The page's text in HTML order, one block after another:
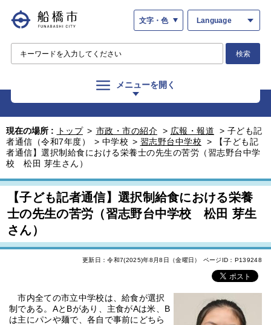
文字・色 Language
検索
メニューを開く
現在の場所 : トップ > 市政・市の紹介 > 広報・報道 > 子ども記
者通信（令和7年度）
> 中学校 > 習志野台中学校 >
【子ども記
者通信】選択制給食における栄養士の先生の苦労（習志野台中学
校 松田 芽生さん）
【子ども記者通信】選択制給食における栄養
士の先生の苦労（習志野台中学校 松田 芽生
さん）
更新日：令和7(2025)年8月8日（金曜日） ページID：P139248
市内全ての市立中学校は、給食が選択
制である。AとBがあり、主食がAは米、B
は主にパンや麺で、各自で事前にどちら